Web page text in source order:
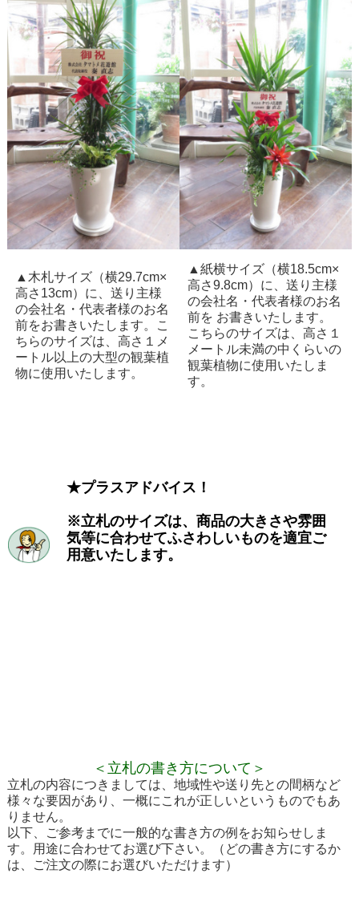
▲木札サイズ（横29.7cm×
高さ13cm）に、送り主様
の会社名・代表者様のお名
前をお書きいたします。こ
ちらのサイズは、高さ１メ
ートル以上の大型の観葉植
物に使用いたします。
▲紙横サイズ（横18.5cm×
高さ9.8cm）に、送り主様
の会社名・代表者様のお名
前を お書きいたします。
こちらのサイズは、高さ１
メートル未満の中くらいの
観葉植物に使用いたしま
す。
★プラスアドバイス！
※立札のサイズは、商品の大きさや雰囲
気等に合わせてふさわしいものを適宜ご
用意いたします。
＜立札の書き方について＞
立札の内容につきましては、地域性や送り先との間柄など
様々な要因があり、一概にこれが正しいというものでもあ
りません。
以下、ご参考までに一般的な書き方の例をお知らせし ま
す。用途に合わせてお選び下さい。（どの書き方にするか
は、ご注文の際にお選びいただけます）